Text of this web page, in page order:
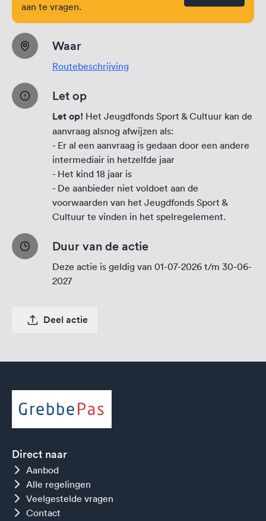
aan te vragen.
Waar
Routebeschrijving
Let op
Let op! Het Jeugdfonds Sport & Cultuur kan de
aanvraag alsnog afwijzen als:
- Er al een aanvraag is gedaan door een andere
intermediair in hetzelfde jaar
- Het kind 18 jaar is
- De aanbieder niet voldoet aan de
voorwaarden van het Jeugdfonds Sport &
Cultuur te vinden in het spelregelement.
Duur van de actie
Deze actie is geldig van 01-07-2026 t/m 30-06-
2027
Deel actie
Direct naar
Aanbod
Alle regelingen
Veelgestelde vragen
Contact